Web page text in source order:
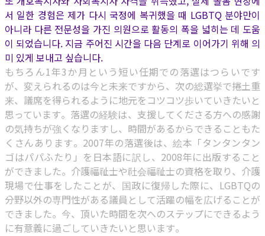
서 일한 경험은 제가 다시 국정에 복귀했을 때 LGBTQ 분야만이
아니라 다른 전문성을 가진 의원으로 활동의 폭을 넓히는 데 도움
이 되었습니다. 지금 주어진 시간을 다음 단계로 이어가기 위해 의
미 있게 보내고 싶습니다.
もちろん1年3か月という短い任期での落選はつらいです
が、変えられるのは今と未来ですから、次の総選挙で捲土重
来、議席を得られるように地元をコツコツ歩いていきたいと
思っています。落選の経験は、支援してくださる方への感謝
の気持ちが強くなりますし、時間があるからできることもた
くさんあります。2007年の落選後は、絵本「タンタンタン
ゴはパパふたり」を日本語に訳し、2008年に出版すること
ができました。介護福祉士や社会福祉士の資格を取り、介護
現場で仕事をしたことが、国政に復帰した際に、LGBTQの
分野以外の専門性がある議員として活躍の幅を広げることが
できました。今、頂いた時間を次へのステップにできるよう
に有意義に過ごしていきたいと思います。